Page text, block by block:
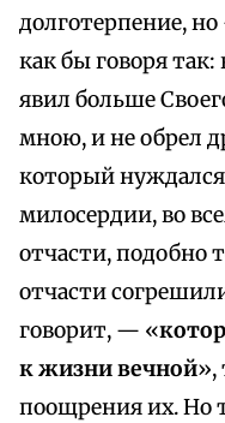
долготерпение,
как бы говоря
явил больше
мною, и не обрел
который
милосердии, во
отчасти, подобно
отчасти
говорит, — «
к жизни вечной»,
поощрения их. Но